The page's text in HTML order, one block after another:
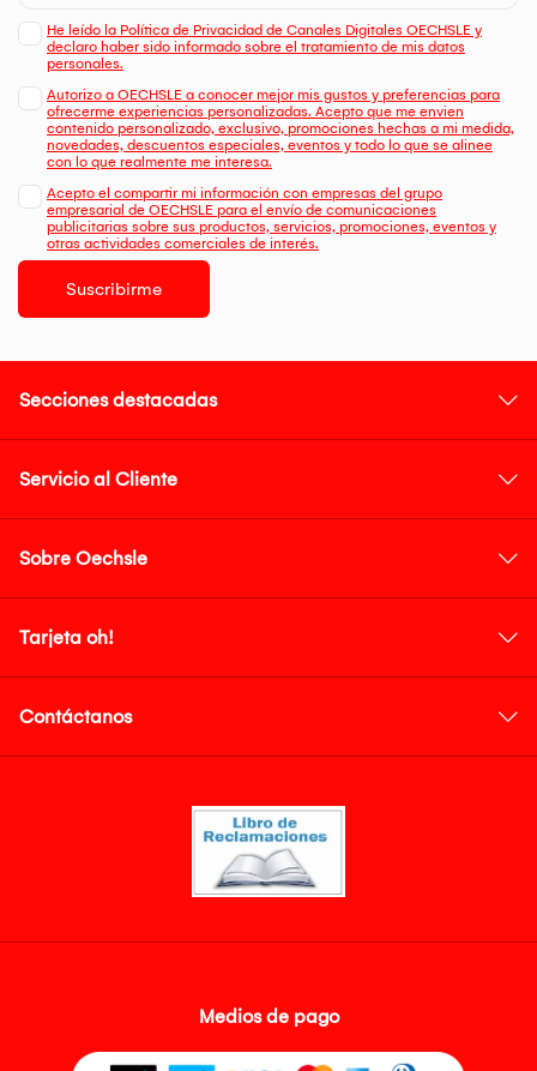
He leído la Política de Privacidad de Canales Digitales OECHSLE y
declaro haber sido informado sobre el tratamiento de mis datos
personales.
Autorizo a OECHSLE a conocer mejor mis gustos y preferencias para
ofrecerme experiencias personalizadas. Acepto que me envien
contenido personalizado, exclusivo, promociones hechas a mi medida,
novedades, descuentos especiales, eventos y todo lo que se alinee
con lo que realmente me interesa.
Acepto el compartir mi información con empresas del grupo
empresarial de OECHSLE para el envío de comunicaciones
publicitarias sobre sus productos, servicios, promociones, eventos y
otras actividades comerciales de interés.
Suscribirme
Secciones destacadas
Servicio al Cliente
Sobre Oechsle
Tarjeta oh!
Contáctanos
Medios de pago